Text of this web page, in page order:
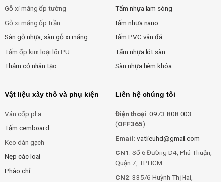
Gỗ xi măng ốp tường
Gỗ xi măng ốp trần
Sàn gỗ nhựa, sàn gỗ xi măng
Tấm ốp kim loại lõi PU
Thảm cỏ nhân tạo
Tấm nhựa lam sóng
tấm nhựa nano
tấm PVC vân đá
Tấm nhựa lót sàn
Sàn nhựa hèm khóa
Vật liệu xây thô và phụ kiện
Ván cốp pha
Tấm cemboard
Keo dán gạch
Nẹp các loại
Phào chỉ
Liên hệ chúng tôi
Điện thoại: 0973 808 003
(OFF365)
Email: vatlieuhd@gmail.com
CN1: Số 6 Đường D4, Phú Thuận,
Quận 7, TP.HCM
CN2: 335/6 Huỳnh Thị Hai,